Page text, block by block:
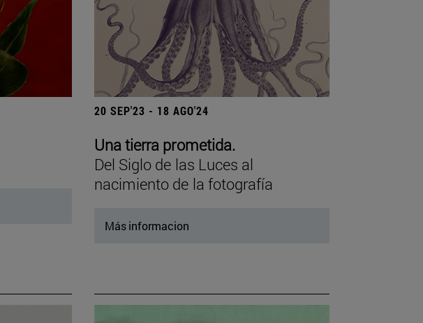
20 SEP'23 - 18 AGO'24
Una tierra prometida.
Del Siglo de las Luces al
nacimiento de la fotografía
Más informacion